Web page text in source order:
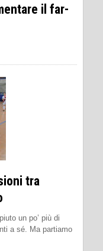
il far-
tra
un po’ più di
a sé. Ma partiamo